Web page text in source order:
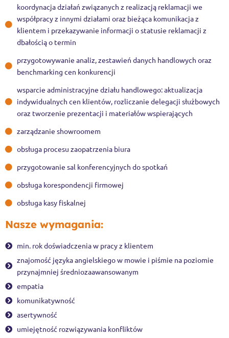
koordynacja działań związanych z realizacją reklamacji we
współpracy z innymi działami oraz bieżąca komunikacja z
klientem i przekazywanie informacji o statusie reklamacji z
dbałością o termin
przygotowywanie analiz, zestawień danych handlowych oraz
benchmarking cen konkurencji
wsparcie administracyjne działu handlowego: aktualizacja
indywidualnych cen klientów, rozliczanie delegacji służbowych
oraz tworzenie prezentacji i materiałów wspierających
zarządzanie showroomem
obsługa procesu zaopatrzenia biura
przygotowanie sal konferencyjnych do spotkań
obsługa korespondencji firmowej
obsługa kasy fiskalnej
Nasze wymagania:
min. rok doświadczenia w pracy z klientem
znajomość języka angielskiego w mowie i piśmie na poziomie
przynajmniej średniozaawansowanym
empatia
komunikatywność
asertywność
umiejętność rozwiązywania konfliktów